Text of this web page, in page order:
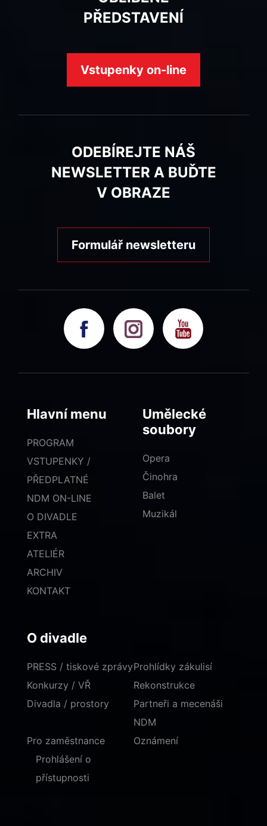
PŘEDSTAVENÍ
Vstupenky on-line
ODEBÍREJTE NÁŠ
NEWSLETTER A BUĎTE
V OBRAZE
Formulář newsletteru
Hlavní menu
PROGRAM
VSTUPENKY /
PŘEDPLATNÉ
NDM ON-LINE
O DIVADLE
EXTRA
ATELIÉR
ARCHIV
KONTAKT
Umělecké
soubory
Opera
Činohra
Balet
Muzikál
O divadle
PRESS / tiskové zprávy
Konkurzy / VŘ
Divadla / prostory
Prohlídky zákulisí
Rekonstrukce
Partneři a mecenáši
NDM
Pro zaměstnance
Oznámení
Prohlášení o
přístupnosti